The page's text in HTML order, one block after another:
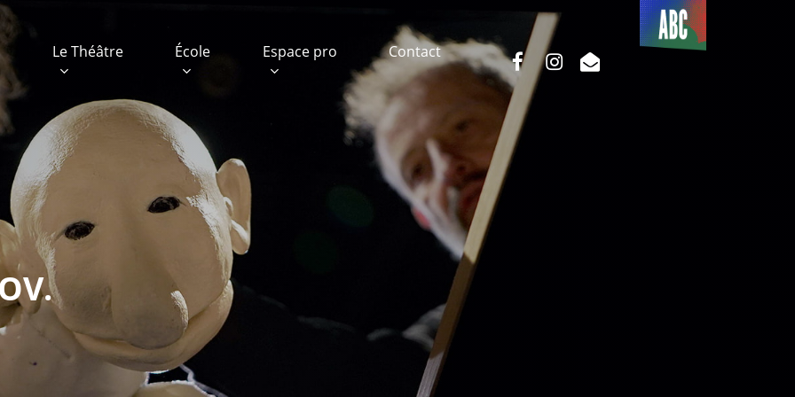
Le Théâtre École Espace pro Contact
Du côté
de l’ABC
facebookinstagram
email